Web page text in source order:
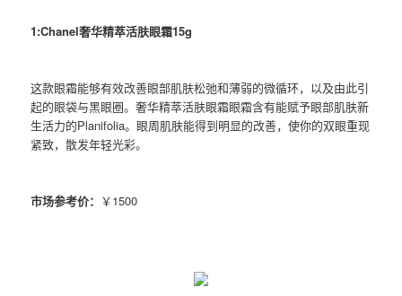
1:Chanel奢华精萃活肤眼霜15g
这款眼霜能够有效改善眼部肌肤松弛和薄弱的微循环，以及由此引
起的眼袋与黑眼圈。奢华精萃活肤眼霜眼霜含有能赋予眼部肌肤新
生活力的Planifolia。眼周肌肤能得到明显的改善，使你的双眼重现
紧致，散发年轻光彩。
市场参考价： ￥1500